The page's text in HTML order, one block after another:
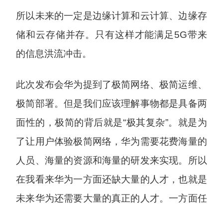
所以未来的一定是边缘计算和云计算、边缘存
储和云存储并存。只有这样才能满足5G带来
的信息洪流冲击。
此次发布会华为提到了极简网络、极简运维、
极简部署。但是我们应该理解事物都是具备两
面性的，极简的背后就是“极其复杂”。就是为
了让用户体验极简网络，华为需要花费海量的
人员、海量的资源和海量的研发来实现。所以
在我看来华为一方面还缺大量的人才，也就是
未来华为还需要大量的真正的人才。一方面任